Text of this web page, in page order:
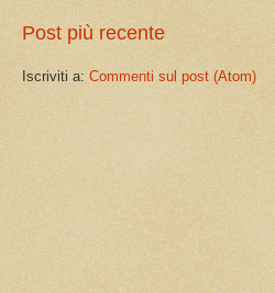
Post più recente
Iscriviti a: Commenti sul post (Atom)